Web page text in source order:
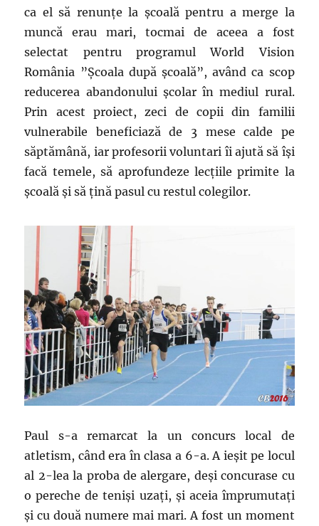
ca el să renunțe la școală pentru a merge la
muncă erau mari, tocmai de aceea a fost
selectat pentru programul World Vision
România ”Școala după școală”, având ca scop
reducerea abandonului școlar în mediul rural.
Prin acest proiect, zeci de copii din familii
vulnerabile beneficiază de 3 mese calde pe
săptămână, iar profesorii voluntari îi ajută să își
facă temele, să aprofundeze lecțiile primite la
școală și să țină pasul cu restul colegilor.
Paul s-a remarcat la un concurs local de
atletism, când era în clasa a 6-a. A ieșit pe locul
al 2-lea la proba de alergare, deși concurase cu
o pereche de teniși uzați, și aceia împrumutați
și cu două numere mai mari. A fost un moment